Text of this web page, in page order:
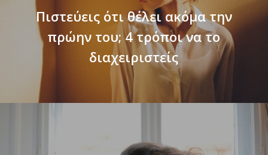
Πιστεύεις ότι θέλει ακόμα την
πρώην του; 4 τρόποι να το
διαχειριστείς